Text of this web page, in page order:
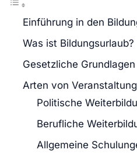
Einführung in den
Was ist Bildungsurlaub?
Gesetzliche Grundlagen
Arten von
Politische
Berufliche
Allgemeine